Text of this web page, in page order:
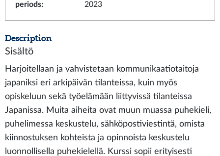
periods:
2023
Description
Sisältö
Harjoitellaan ja vahvistetaan kommunikaatiotaitoja
japaniksi eri arkipäivän tilanteissa, kuin myös
opiskeluun sekä työelämään liittyvissä tilanteissa
Japanissa. Muita aiheita ovat muun muassa puhekieli,
puhelimessa keskustelu, sähköpostiviestintä, omista
kiinnostuksen kohteista ja opinnoista keskustelu
luonnollisella puhekielellä. Kurssi sopii erityisesti